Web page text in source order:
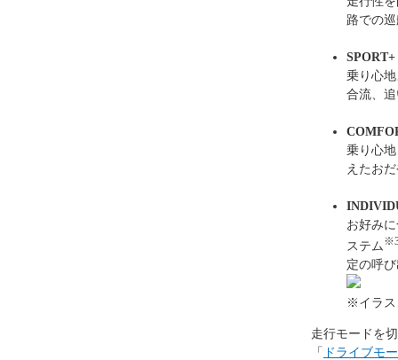
路での
SPORT+
乗り心
合流、
乗り心
えたお
お好み
ステム
定の呼
※イラス
走行モードを
「 ドライブモ